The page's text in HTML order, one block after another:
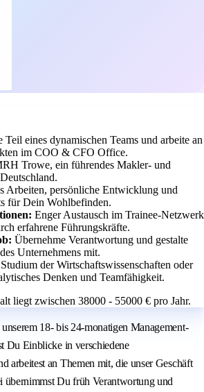
Teil eines dynamischen Teams und arbeite an
im COO & CFO Office.
Trowe, ein führendes Makler- und
Arbeiten, persönliche Entwicklung und
für Dein Wohlbefinden.
Enger Austausch im Trainee-Netzwerk
erfahrene Führungskräfte.
Übernehme Verantwortung und gestalte
Unternehmens mit.
Studium der Wirtschaftswissenschaften oder
Denken und Teamfähigkeit.
liegt zwischen 38000 - 55000 € pro Jahr.
18- bis 24-monatigen Management-
Du Einblicke in verschiedene
arbeitest an Themen mit, die unser Geschäft
übernimmst Du früh Verantwortung und